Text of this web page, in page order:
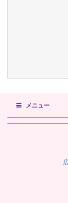
メニュー